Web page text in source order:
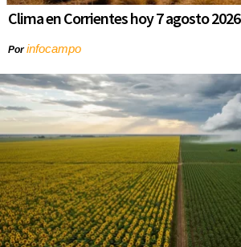
Clima en Corrientes hoy 7 agosto 2026
Porinfocampo